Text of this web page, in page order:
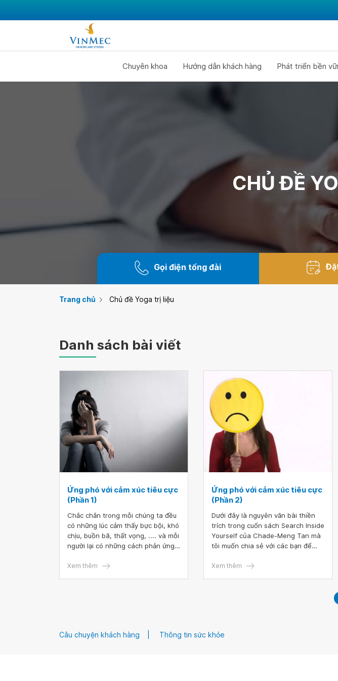
Chuyên khoa Hướng dẫn khách hàng Phát triển bền
CHỦ ĐỀ
Gọi điện tổng đài
Trang chủ Chủ đề Yoga trị liệu
Danh sách bài viết
Ứng phó với cảm xúc tiêu cực
(Phần 1)
Chắc chắn trong mỗi chúng ta đều
có những lúc cảm thấy bực bội, khó
chịu, buồn bã, thất vọng, .... và mỗi
người lại có những cách phản ứng
không mong muốn đó khác nhau.
Xem thêm
Ứng phó với cảm xúc tiêu cực
(Phần 2)
Dưới đây là nguyên văn bài thiền
trích trong cuốn sách Search Inside
Yourself của Chade-Meng Tan mà
tôi muốn chia sẻ với các bạn để
luyện. Chúng ta có thể tự ghi âm
cách của bạn.
Xem thêm
Câu chuyện khách hàng Thông tin sức khỏe